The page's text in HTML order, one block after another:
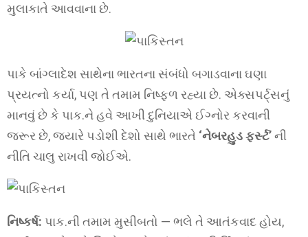
મુલાકાતે આવવાના છે.
પાકે બાંગ્લાદેશ સાથેના ભારતના સંબંધો બગાડવાના ઘણા
પ્રયત્નો કર્યા, પણ તે તમામ નિષ્ફળ રહ્યા છે. એક્સપર્ટ્સનું
માનવું છે કે પાક.ને હવે આખી દુનિયાએ ઈગ્નોર કરવાની
જરૂર છે, જ્યારે પડોશી દેશો સાથે ભારતે ‘નેબરહુડ ફર્સ્ટ’ની
નીતિ ચાલુ રાખવી જોઈએ.
નિષ્કર્ષ: પાક.ની તમામ મુસીબતો — ભલે તે આતંકવાદ હોય,